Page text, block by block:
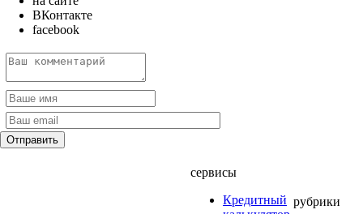
ВКонтакте
facebook
сервисы
Кредитный рубрики